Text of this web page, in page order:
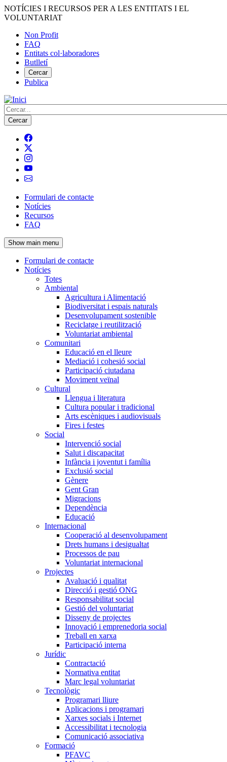
Vés
al
NOTÍCIES I RECURSOS PER A LES ENTITATS I EL
VOLUNTARIAT
Menú
del
compte
d'usuari
Non Profit
FAQ
Entitats col·laboradores
Butlletí
Cercar
Publica
Cerca
Navegació
principal
de
l'encapçalament
Formulari de contacte
Notícies
Recursos
FAQ
Show main menu
Navegació
principal
Formulari de contacte
Notícies
Totes
Ambiental
Agricultura i Alimentació
Biodiversitat i espais naturals
Desenvolupament sostenible
Reciclatge i reutilització
Voluntariat ambiental
Comunitari
Educació en el lleure
Mediació i cohesió social
Participació ciutadana
Moviment veïnal
Cultural
Llengua i literatura
Cultura popular i tradicional
Arts escèniques i audiovisuals
Fires i festes
Social
Intervenció social
Salut i discapacitat
Infància i joventut i família
Exclusió social
Gènere
Gent Gran
Migracions
Dependència
Educació
Internacional
Cooperació al desenvolupament
Drets humans i desigualtat
Processos de pau
Voluntariat internacional
Projectes
Avaluació i qualitat
Direcció i gestió ONG
Responsabilitat social
Gestió del voluntariat
Disseny de projectes
Innovació i emprenedoria social
Treball en xarxa
Participació interna
Jurídic
Contractació
Normativa entitat
Marc legal voluntariat
Tecnològic
Programari lliure
Aplicacions i programari
Xarxes socials i Internet
Accessibilitat i tecnologia
Comunicació associativa
Formació
PFAVC